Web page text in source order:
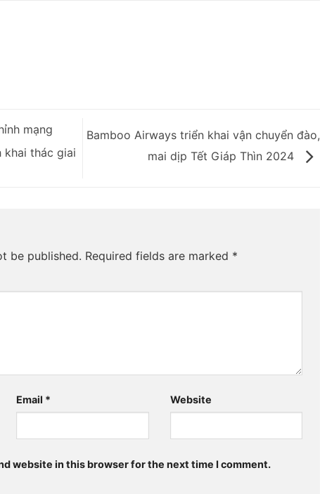
mạng
khai thác giai
Bamboo Airways triển khai vận chuyển đào,
mai dịp Tết Giáp Thìn 2024
be published. Required fields are marked *
Email * Website
website in this browser for the next time I comment.